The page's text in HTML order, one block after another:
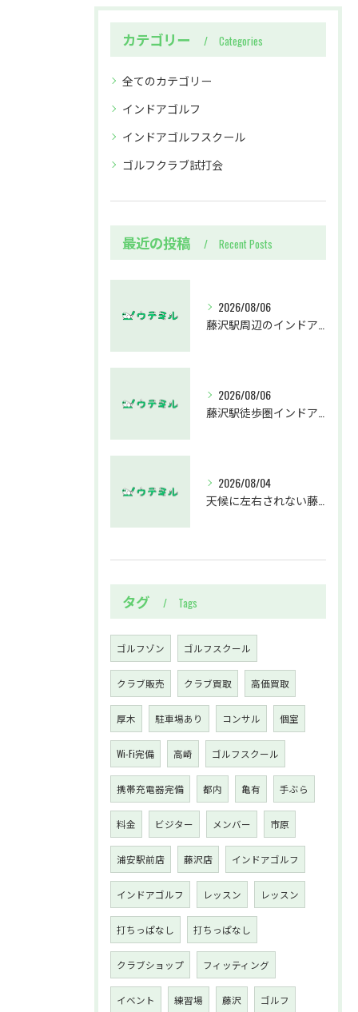
カテゴリー Categories
全てのカテゴリー
インドアゴルフ
インドアゴルフスクール
ゴルフクラブ試打会
最近の投稿 Recent Posts
2026/08/06
2026/08/06
2026/08/04
タグ Tags
ゴルフゾン ゴルフスクール
クラブ販売 クラブ買取 高価買取
厚木 駐車場あり コンサル 個室
Wi-Fi完備 高崎 ゴルフスクール
携帯充電器完備 都内 亀有 手ぶら
料金 ビジター メンバー 市原
浦安駅前店 藤沢店 インドアゴルフ
インドアゴルフ レッスン レッスン
打ちっぱなし 打ちっぱなし
クラブショップ フィッティング
イベント 練習場 藤沢 ゴルフ